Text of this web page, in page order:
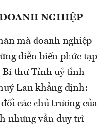
NGHIỆP
mà doanh nghiệp
diễn biến phức tạp
Bí thư Tỉnh uỷ tỉnh
Lan khẳng định:
các chủ trương của
nhưng vẫn duy trì